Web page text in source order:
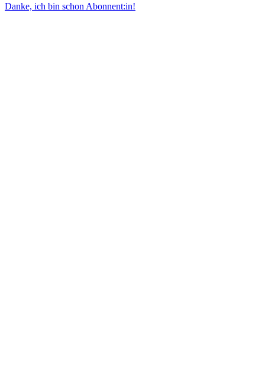
Danke, ich bin schon Abonnent:in!